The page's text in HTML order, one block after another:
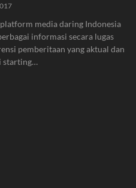
media daring Indonesia
informasi secara lugas
pemberitaan yang aktual dan
starting…